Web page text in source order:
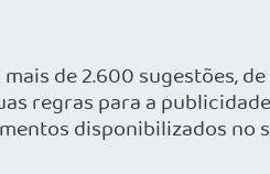
de 2.600 sugestões,
regras para a
disponibilizados no